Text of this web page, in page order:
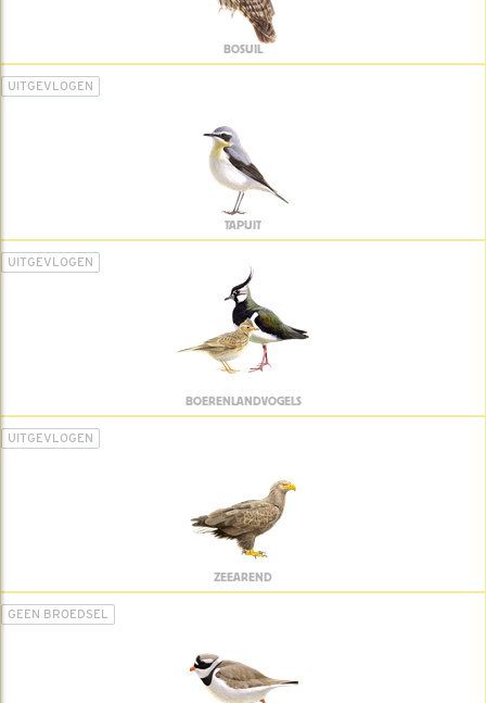
BOSUIL
UITGEVLOGEN
TAPUIT
UITGEVLOGEN
BOERENLANDVOGELS
UITGEVLOGEN
ZEEAREND
GEEN BROEDSEL